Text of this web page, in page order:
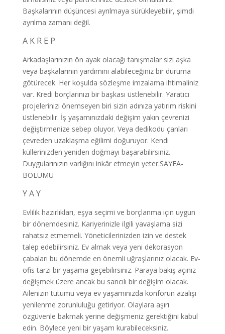
Başkalarının düşüncesi ayrılmaya sürükleyebilir, şimdi
ayrılma zamanı değil.
A K R E P
Arkadaşlarınızın ön ayak olacağı tanışmalar sizi aşka
veya başkalarının yardımını alabileceğiniz bir duruma
götürecek. Her koşulda sözleşme imzalama ihtimaliniz
var. Kredi borçlarınızı bir başkası üstlenebilir. Yaratıcı
projelerinizi önemseyen biri sizin adınıza yatırım riskini
üstlenebilir. İş yaşamınızdaki değişim yakın çevrenizi
değiştirmenize sebep oluyor. Veya dedikodu çanları
çevreden uzaklaşma eğilimi doğuruyor. Kendi
küllerinizden yeniden doğmayı başarabilirsiniz.
Duygularınızın varlığını inkâr etmeyin yeter.SAYFA-
BOLUMU
Y A Y
Evlilik hazırlıkları, eşya seçimi ve borçlanma için uygun
bir dönemdesiniz. Kariyerinizle ilgili yavaşlama sizi
rahatsız etmemeli. Yöneticilerinizden izin ve destek
talep edebilirsiniz. Ev almak veya yeni dekorasyon
çabaları bu dönemde en önemli uğraşlarınız olacak. Ev-
ofis tarzı bir yaşama geçebilirsiniz. Paraya bakış açınız
değişmek üzere ancak bu sancılı bir değişim olacak.
Ailenizin tutumu veya ev yaşamınızda konforun azalışı
yenilenme zorunluluğu getiriyor. Olaylara aşırı
özgüvenle bakmak yerine değişmeniz gerektiğini kabul
edin. Böylece yeni bir yaşam kurabileceksiniz.